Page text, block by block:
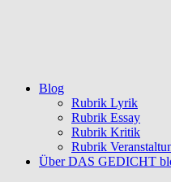
Blog
Rubrik Lyrik
Rubrik Essay
Rubrik Kritik
Rubrik
Über DAS GEDICHT